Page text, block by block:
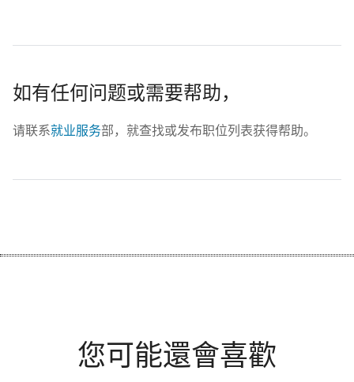
如有任何问题或需要帮助，
请联系就业服务部，就查找或发布职位列表获得帮助。
您可能還會喜歡